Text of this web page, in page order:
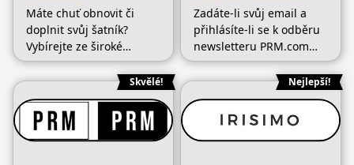
Máte chuť obnovit či
doplnit svůj šatník?
Vybírejte ze široké
nabídky produktů
dámské i pánské módy či
módních doplňků a
získejte dopravu
ZDARMA při objednávce
nad 1800 Kč.
Zadáte-li svůj email a
přihlásíte-li se k odběru
newsletteru PRM.com
získáváte slevu -10 % na
první nákup. Vybírat
můžete ze široké nabídky
dámské či pánské módy i
stylizovaných doplňků.
Při odběru novinek Vám
Skvělé! Nejlepší!